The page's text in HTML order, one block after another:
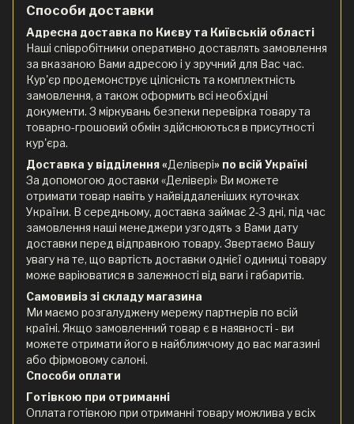
Способи доставки
Адресна доставка по Києву та Київській області
Наші співробітники оперативно доставлять замовлення
за вказаною Вами адресою і у зручний для Вас час.
Кур'єр продемонструє цілісність та комплектність
замовлення, а також оформить всі необхідні
документи. З міркувань безпеки перевірка товару та
товарно-грошовий обмін здійснюються в присутності
кур'єра.
Доставка у відділення «Делівері» по всій Україні
За допомогою доставки «Делівері» Ви можете
отримати товар навіть у найвіддаленіших куточках
України. В середньому, доставка займає 2-3 дні, під час
замовлення наші менеджери узгодять з Вами дату
доставки перед відправкою товару. Звертаємо Вашу
увагу на те, що вартість доставки однієї одиниці товару
може варіюватися в залежності від ваги і габаритів.
Самовивіз зі складу магазина
Ми маємо розгалуджену мережу партнерів по всій
країні. Якщо замовленний товар є в наявності - ви
можете отримати його в найближчому до вас магазині
або фірмовому салоні.
Способи оплати
Готівкою при отриманні
Оплата готівкою при отриманні товару можлива у всіх